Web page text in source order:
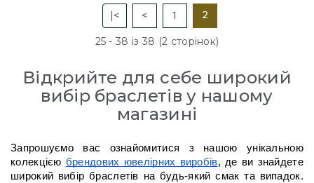
|< < 1 2
25 - 38 із 38 (2 сторінок)
Відкрийте для себе широкий
вибір браслетів у нашому
магазині
Запрошуємо вас ознайомитися з нашою унікальною
колекцією брендових ювелірних виробів, де ви знайдете
широкий вибір браслетів на будь-який смак та випадок.